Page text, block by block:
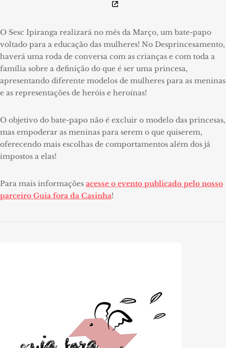
O Sesc Ipiranga realizará no mês da Março, um bate-papo
voltado para a educação das mulheres! No Desprincesamento,
haverá uma roda de conversa com as crianças e com toda a
família sobre a definição do que é ser uma princesa,
apresentando diferente modelos de mulheres para as meninas
e as representações de heróis e heroínas!
O objetivo do bate-papo não é excluir o modelo das princesas,
mas empoderar as meninas para serem o que quiserem,
oferecendo mais escolhas de comportamentos além dos já
impostos a elas!
Para mais informações acesse o evento publicado pelo nosso
parceiro Guia fora da Casinha!